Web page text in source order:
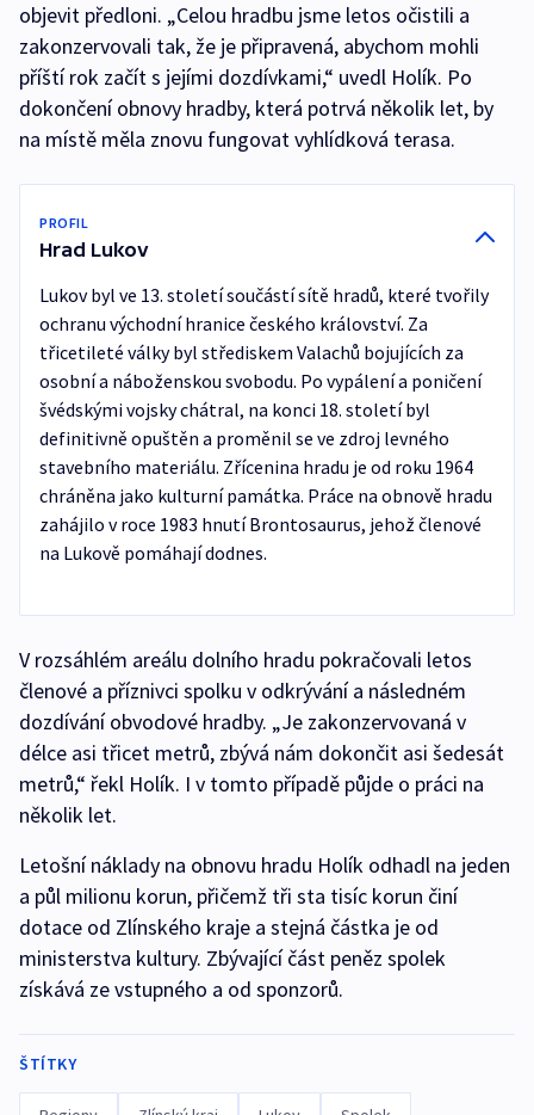
objevit předloni. „Celou hradbu jsme letos očistili a
zakonzervovali tak, že je připravená, abychom mohli
příští rok začít s jejími dozdívkami,“ uvedl Holík. Po
dokončení obnovy hradby, která potrvá několik let, by
na místě měla znovu fungovat vyhlídková terasa.
PROFIL
Hrad Lukov
Lukov byl ve 13. století součástí sítě hradů, které tvořily
ochranu východní hranice českého království. Za
třicetileté války byl střediskem Valachů bojujících za
osobní a náboženskou svobodu. Po vypálení a poničení
švédskými vojsky chátral, na konci 18. století byl
definitivně opuštěn a proměnil se ve zdroj levného
stavebního materiálu. Zřícenina hradu je od roku 1964
chráněna jako kulturní památka. Práce na obnově hradu
zahájilo v roce 1983 hnutí Brontosaurus, jehož členové
na Lukově pomáhají dodnes.
V rozsáhlém areálu dolního hradu pokračovali letos
členové a příznivci spolku v odkrývání a následném
dozdívání obvodové hradby. „Je zakonzervovaná v
délce asi třicet metrů, zbývá nám dokončit asi šedesát
metrů,“ řekl Holík. I v tomto případě půjde o práci na
několik let.
Letošní náklady na obnovu hradu Holík odhadl na jeden
a půl milionu korun, přičemž tři sta tisíc korun činí
dotace od Zlínského kraje a stejná částka je od
ministerstva kultury. Zbývající část peněz spolek
získává ze vstupného a od sponzorů.
ŠTÍTKY